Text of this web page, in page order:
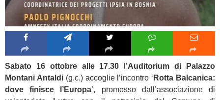
Sabato 16 ottobre alle 17.30 l’Auditorium di Palazzo
Montani Antaldi(g.c.) accoglie l’incontro ‘ Rotta Balcanica:
dove finisce l’Europa’, promosso dall’associazione di